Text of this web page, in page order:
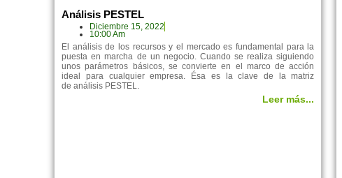
Análisis PESTEL
Diciembre 15, 2022
10:00 Am
El análisis de los recursos y el mercado es fundamental para la
puesta en marcha de un negocio. Cuando se realiza siguiendo
unos parámetros básicos, se convierte en el marco de acción
ideal para cualquier empresa. Ésa es la clave de la matriz
de análisis PESTEL.
Leer más...